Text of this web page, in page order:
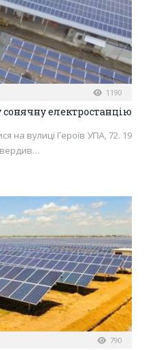
1190
електростанцію
на вулиці Героїв УПА, 72. 19
790